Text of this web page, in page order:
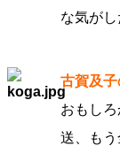
な気がし
古賀及子
おもし
送、も